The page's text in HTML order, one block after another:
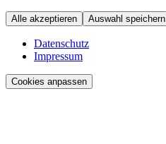
Alle akzeptieren Auswahl speichern
Datenschutz
Impressum
Cookies anpassen